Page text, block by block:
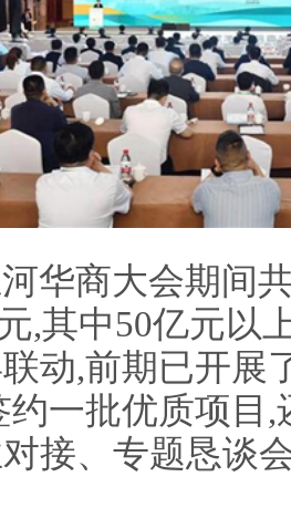
华商大会期间
,其中50亿元以
动,前期已开展
约一批优质项目
接、专题恳谈